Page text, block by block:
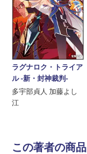
ラグナロク・トライア
ル -新・封神裁判-
多宇部貞人 加藤よし
江
この著者の商品